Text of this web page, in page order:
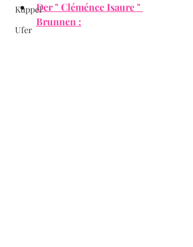
Kuppel
Ufer
Der " Cléménce Isaure "
Brunnen :